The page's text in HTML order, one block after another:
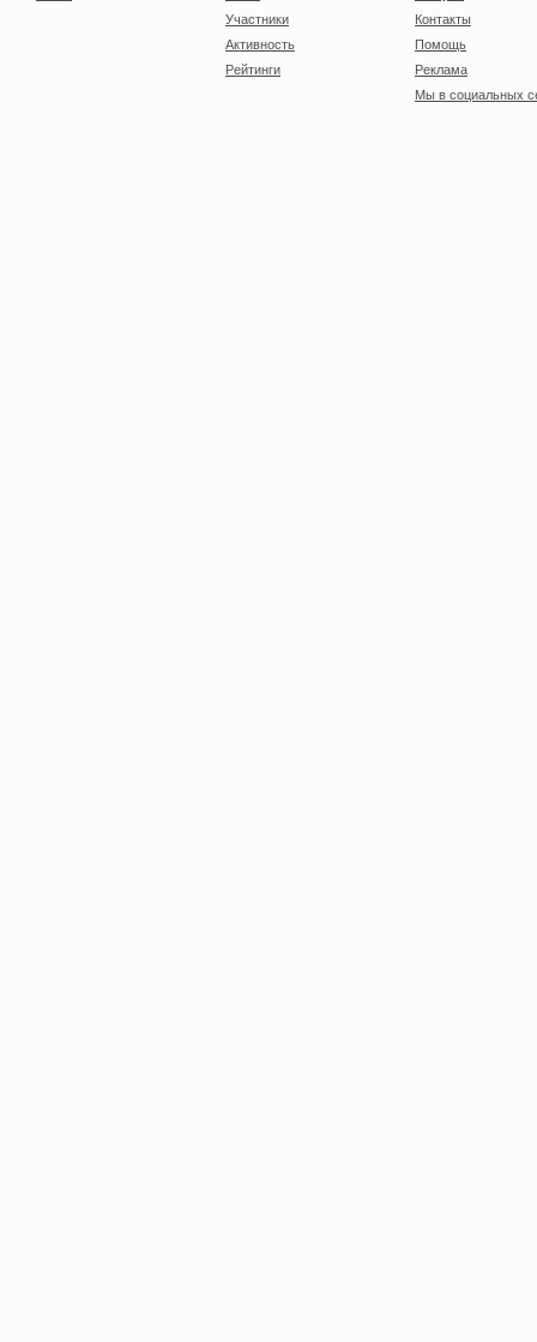
Участники
Активность
Рейтинги
Контакты
Помощь
Реклама
Мы в социальных